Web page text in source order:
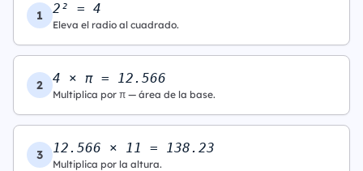
1 2² = 4
Eleva el radio al cuadrado.
2 4 × π = 12.566
Multiplica por π — área de la base.
3 12.566 × 11 = 138.23
Multiplica por la altura.